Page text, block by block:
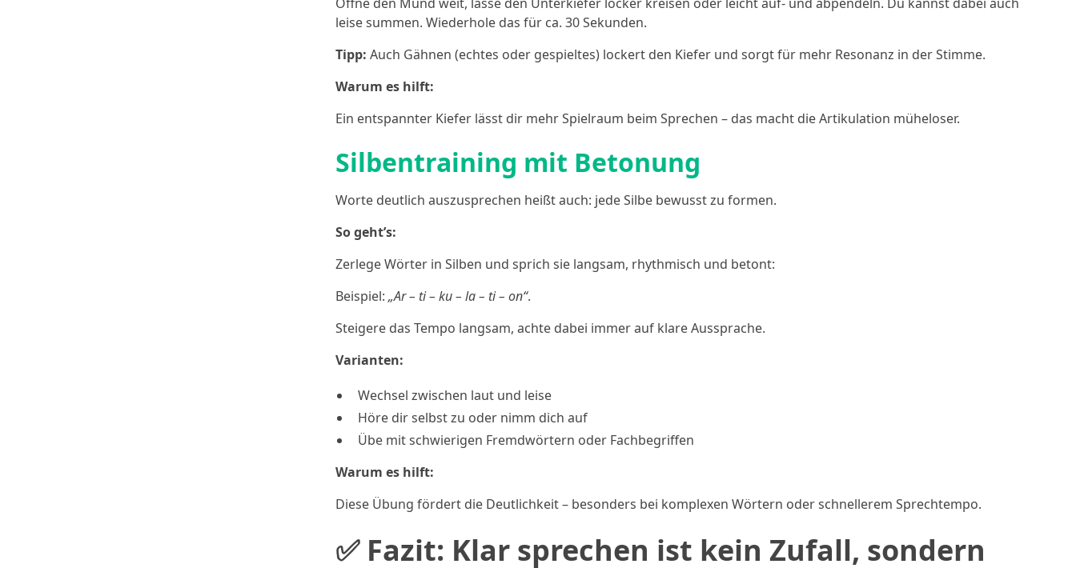
leise summen. Wiederhole das für ca. 30 Sekunden.
Tipp: Auch Gähnen (echtes oder gespieltes) lockert den Kiefer und sorgt für mehr Resonanz in der Stimme.
Warum es hilft:
Ein entspannter Kiefer lässt dir mehr Spielraum beim Sprechen – das macht die Artikulation müheloser.
Silbentraining mit Betonung
Worte deutlich auszusprechen heißt auch: jede Silbe bewusst zu formen.
So geht’s:
Zerlege Wörter in Silben und sprich sie langsam, rhythmisch und betont:
Beispiel:„Ar – ti – ku – la – ti – on“.
Steigere das Tempo langsam, achte dabei immer auf klare Aussprache.
Varianten:
Wechsel zwischen laut und leise
Höre dir selbst zu oder nimm dich auf
Übe mit schwierigen Fremdwörtern oder Fachbegriffen
Warum es hilft:
Diese Übung fördert die Deutlichkeit – besonders bei komplexen Wörtern oder schnellerem Sprechtempo.
✅ Fazit: Klar sprechen ist kein Zufall, sondern